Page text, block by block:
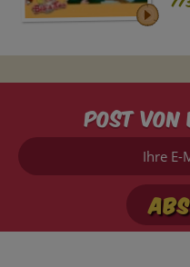
Post von
Ihre
Mail-